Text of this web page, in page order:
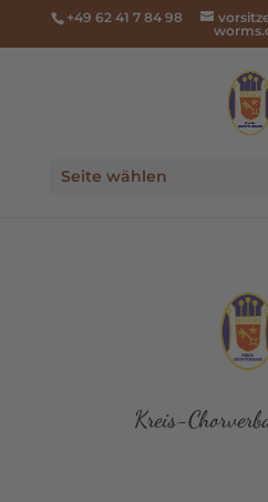
+49 62 41 7 84 98
Seite wählen
Kreis-